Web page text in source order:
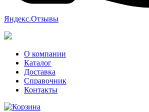
Яндекс.Отзывы
О компании
Каталог
Доставка
Справочник
Контакты